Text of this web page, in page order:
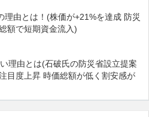
理由とは！(株価が+21%を達成 防災
額で短期資金流入)
理由とは(石破氏の防災省設立提案
目度上昇 時価総額が低く割安感が